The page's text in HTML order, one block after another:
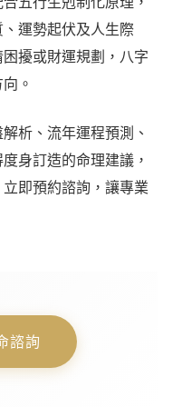
運勢起伏及人生際
擾或財運規劃，八字
。
析、流年運程預測、
身訂造的命理建議，
即預約諮詢，讓專業
諮詢